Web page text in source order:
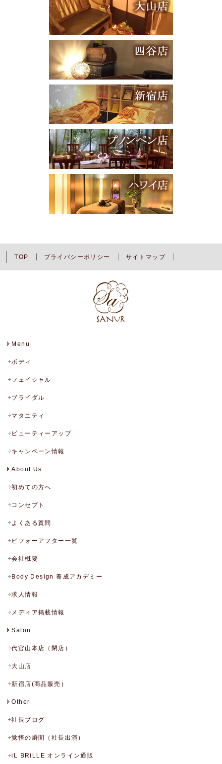
TOP プライバシーポリシー サイトマップ
Menu
ボディ
フェイシャル
ブライダル
マタニティ
ビューティーアップ
キャンペーン情報
About Us
初めての方へ
コンセプト
よくある質問
ビフォーアフター一覧
会社概要
Body Design 養成アカデミー
求人情報
メディア掲載情報
Salon
代官山本店（閉店）
大山店
新宿店(商品販売）
Other
社長ブログ
覚悟の瞬間（社長出演）
iL BRiLLE オンライン通販